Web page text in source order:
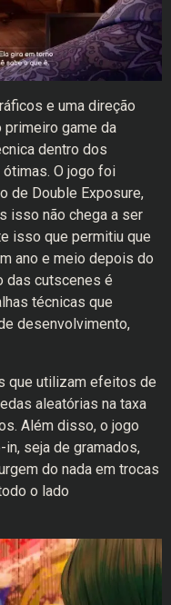
e uma direção
game da
dentro dos
O jogo foi
de Double Exposure,
isso não chega a ser
isso que permitiu que
ano e meio depois do
das cutscenes é
técnicas que
desenvolvimento,
que utilizam efeitos de
aleatórias na taxa
Além disso, o jogo
seja de gramados,
do nada em trocas
o lado